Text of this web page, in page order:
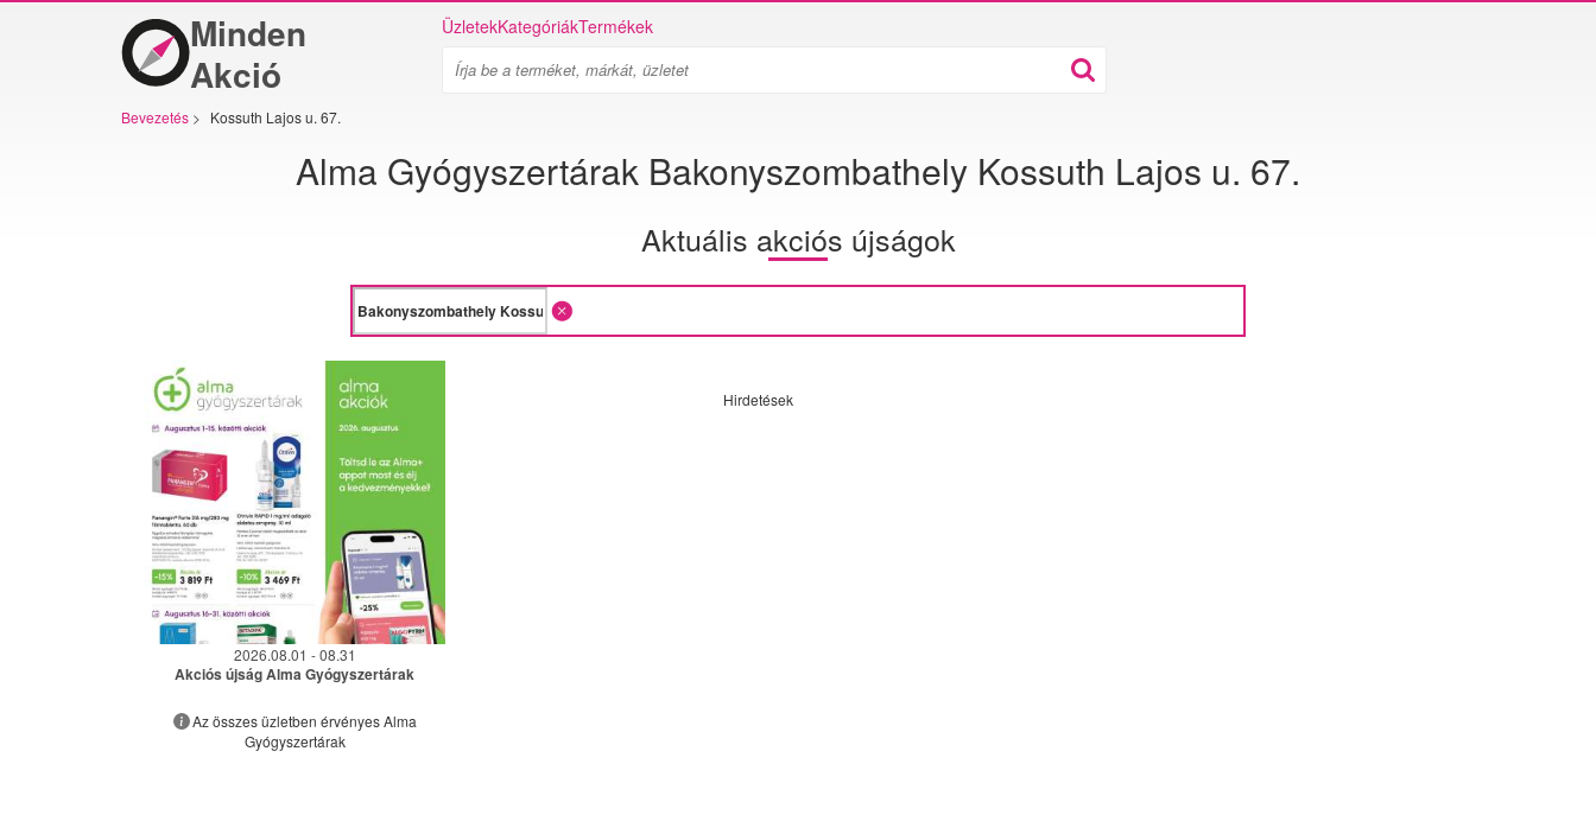
Minden
Akció
ÜzletekKategóriákTermékek
Bevezetés > Kossuth Lajos u. 67.
Alma Gyógyszertárak Bakonyszombathely Kossuth Lajos u. 67.
Aktuális akciós újságok
2026.08.01 - 08.31
Akciós újság Alma Gyógyszertárak
Az összes üzletben érvényes Alma
Gyógyszertárak
Hirdetések